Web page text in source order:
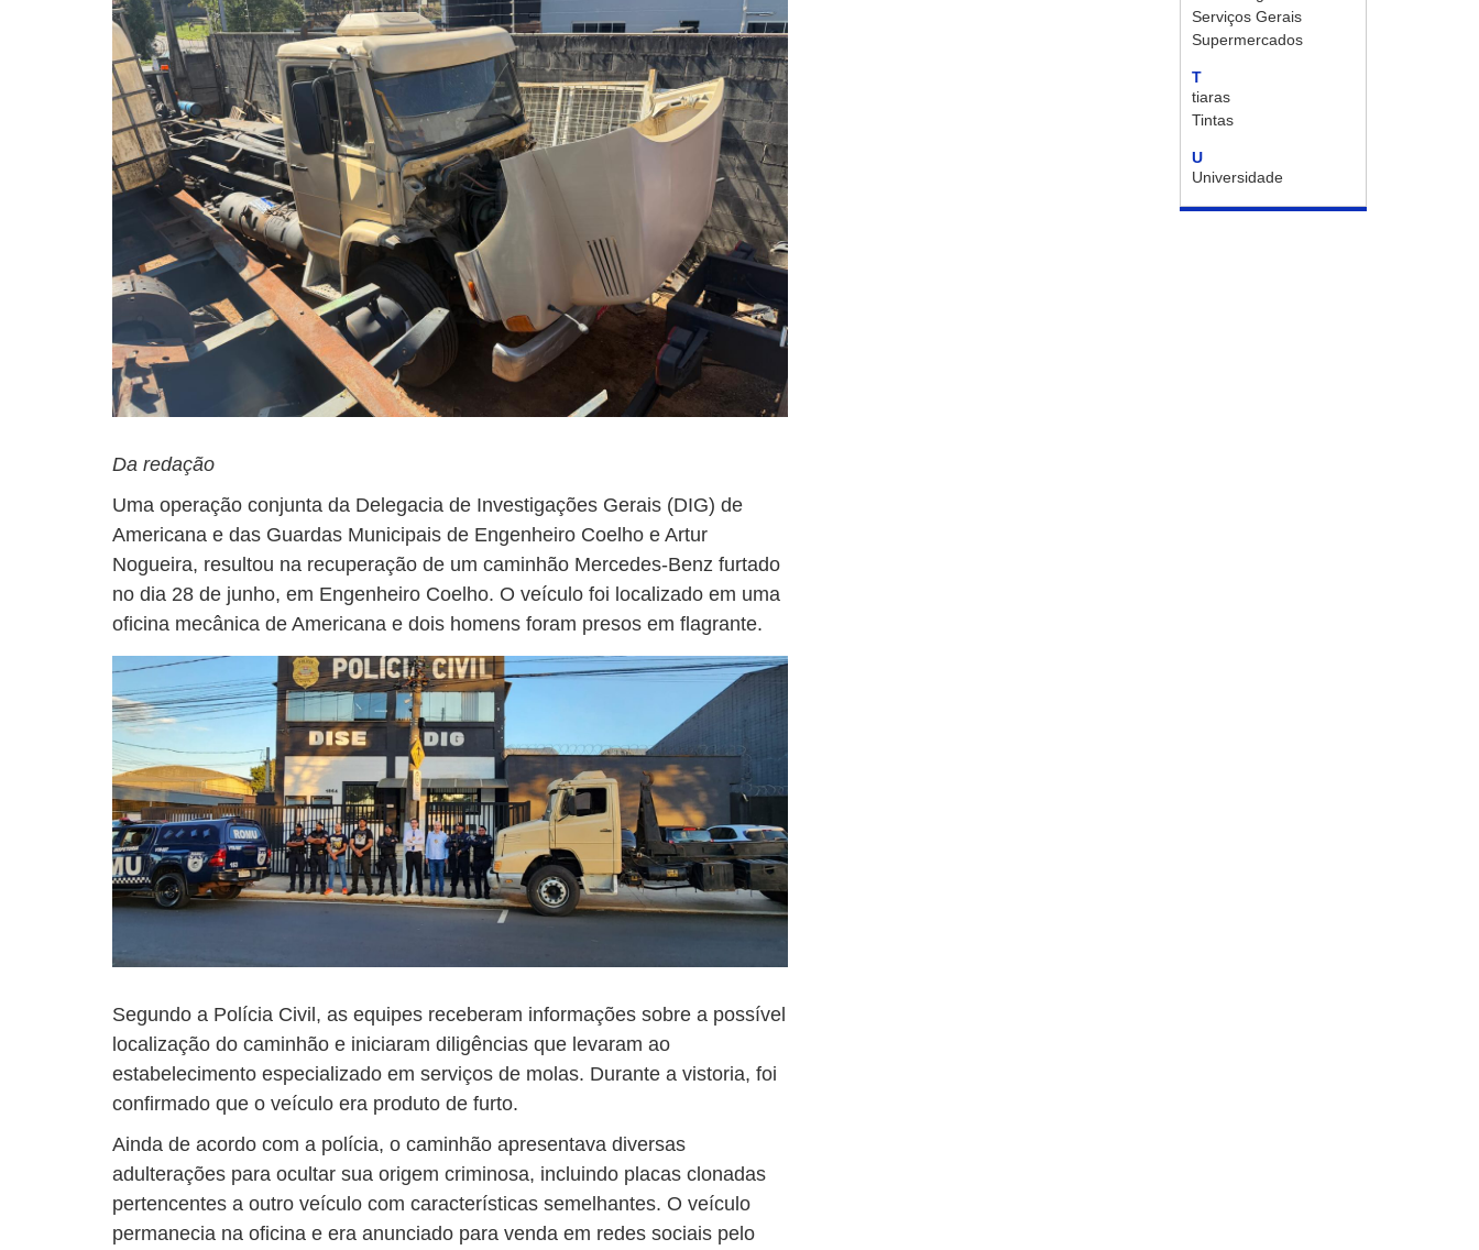
Da redação
Uma operação conjunta da Delegacia de Investigações Gerais (DIG) de
Americana e das Guardas Municipais de Engenheiro Coelho e Artur
Nogueira, resultou na recuperação de um caminhão Mercedes-Benz furtado
no dia 28 de junho, em Engenheiro Coelho. O veículo foi localizado em uma
oficina mecânica de Americana e dois homens foram presos em flagrante.
Segundo a Polícia Civil, as equipes receberam informações sobre a possível
localização do caminhão e iniciaram diligências que levaram ao
estabelecimento especializado em serviços de molas. Durante a vistoria, foi
confirmado que o veículo era produto de furto.
Ainda de acordo com a polícia, o caminhão apresentava diversas
adulterações para ocultar sua origem criminosa, incluindo placas clonadas
pertencentes a outro veículo com características semelhantes. O veículo
permanecia na oficina e era anunciado para venda em redes sociais pelo
Serviços Gerais
Supermercados
T
tiaras
Tintas
U
Universidade